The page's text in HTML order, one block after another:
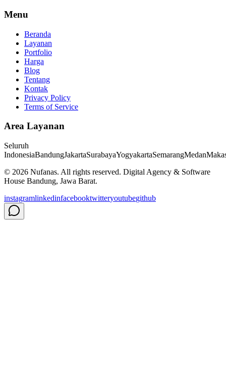
Menu
Beranda
Layanan
Portfolio
Harga
Blog
Tentang
Kontak
Privacy Policy
Terms of Service
Area Layanan
Seluruh
IndonesiaBandungJakartaSurabayaYogyakartaSemarangMedan
© 2026 Nufanas. All rights reserved. Digital Agency & Software
House Bandung, Jawa Barat.
instagramlinkedinfacebooktwitteryoutubegithub